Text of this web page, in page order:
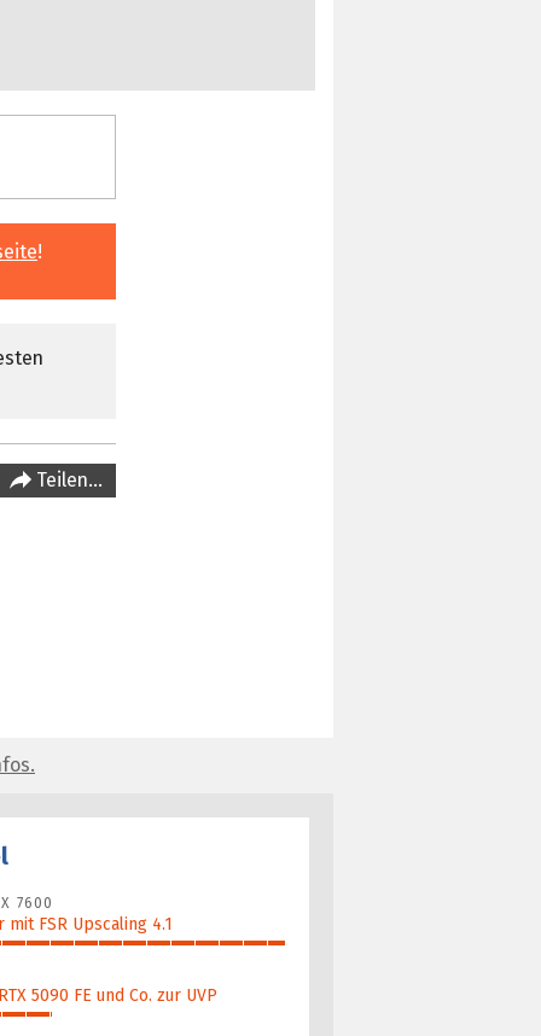
!
Teilen…
7600
FSR Upscaling 4.1
5090 FE und Co. zur UVP